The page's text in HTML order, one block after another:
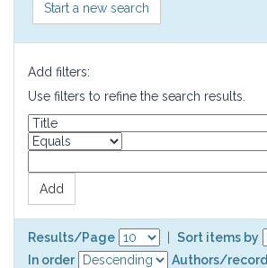
Start a new search
Add filters:
Use filters to refine the search results.
Results/Page
Sort items by
In order
Authors/record